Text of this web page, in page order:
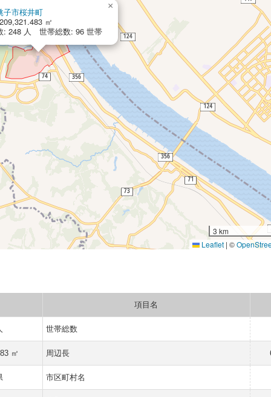
子市桜井町
㎡
: 248 人 世帯総数: 96 世帯
×
3 km
Leaflet | ©
項目名
世帯総数
㎡ 周辺長
市区町村名